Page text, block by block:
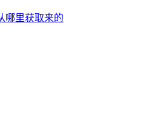
哪里获取来的